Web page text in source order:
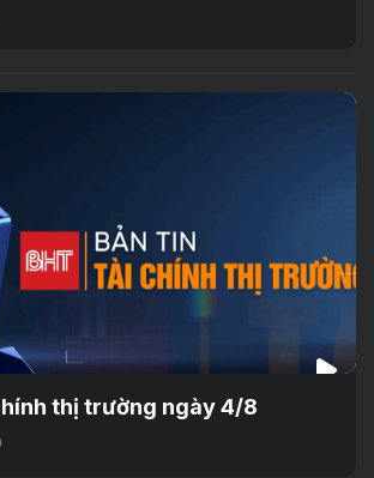
thị trường ngày 4/8